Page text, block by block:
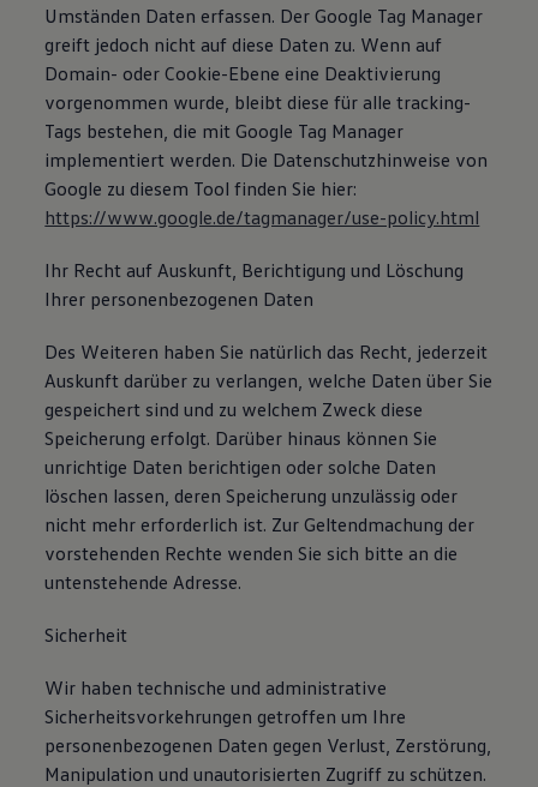
Umständen Daten erfassen. Der Google Tag Manager
greift jedoch nicht auf diese Daten zu. Wenn auf
Domain- oder Cookie-Ebene eine Deaktivierung
vorgenommen wurde, bleibt diese für alle tracking-
Tags bestehen, die mit Google Tag Manager
implementiert werden. Die Datenschutzhinweise von
Google zu diesem Tool finden Sie hier:
https://www.google.de/tagmanager/use-policy.html
Ihr Recht auf Auskunft, Berichtigung und Löschung
Ihrer personenbezogenen Daten
Des Weiteren haben Sie natürlich das Recht, jederzeit
Auskunft darüber zu verlangen, welche Daten über Sie
gespeichert sind und zu welchem Zweck diese
Speicherung erfolgt. Darüber hinaus können Sie
unrichtige Daten berichtigen oder solche Daten
löschen lassen, deren Speicherung unzulässig oder
nicht mehr erforderlich ist. Zur Geltendmachung der
vorstehenden Rechte wenden Sie sich bitte an die
untenstehende Adresse.
Sicherheit
Wir haben technische und administrative
Sicherheitsvorkehrungen getroffen um Ihre
personenbezogenen Daten gegen Verlust, Zerstörung,
Manipulation und unautorisierten Zugriff zu schützen.